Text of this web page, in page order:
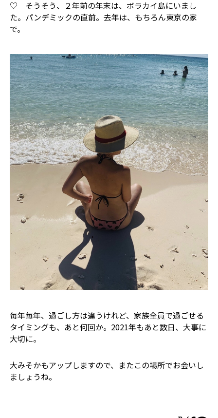
♡ そうそう、２年前の年末は、ボラカイ島にいまし
た。パンデミックの直前。去年は、もちろん東京の家
で。
毎年毎年、過ごし方は違うけれど、家族全員で過ごせる
タイミングも、あと何回か。2021年もあと数日、大事に
大切に。
大みそかもアップしますので、またこの場所でお会いし
ましょうね。